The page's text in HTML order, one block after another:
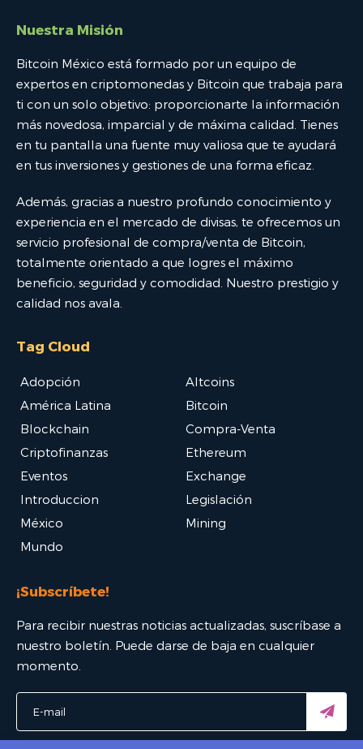
Nuestra Misión
Bitcoin México está formado por un equipo de
expertos en criptomonedas y Bitcoin que trabaja para
ti con un solo objetivo: proporcionarte la información
más novedosa, imparcial y de máxima calidad. Tienes
en tu pantalla una fuente muy valiosa que te ayudará
en tus inversiones y gestiones de una forma eficaz.
Además, gracias a nuestro profundo conocimiento y
experiencia en el mercado de divisas, te ofrecemos un
servicio profesional de compra/venta de Bitcoin,
totalmente orientado a que logres el máximo
beneficio, seguridad y comodidad. Nuestro prestigio y
calidad nos avala.
Tag Cloud
Adopción
Altcoins
América Latina
Bitcoin
Blockchain
Compra-Venta
Criptofinanzas
Ethereum
Eventos
Exchange
Introduccion
Legislación
México
Mining
Mundo
¡Subscríbete!
Para recibir nuestras noticias actualizadas, suscríbase a
nuestro boletín. Puede darse de baja en cualquier
momento.